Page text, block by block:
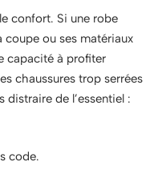
confort. Si une robe
coupe ou ses matériaux
capacité à profiter
chaussures trop serrées
de l’essentiel :
code.